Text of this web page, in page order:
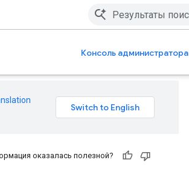
Консоль администратора
оказалась полезной?